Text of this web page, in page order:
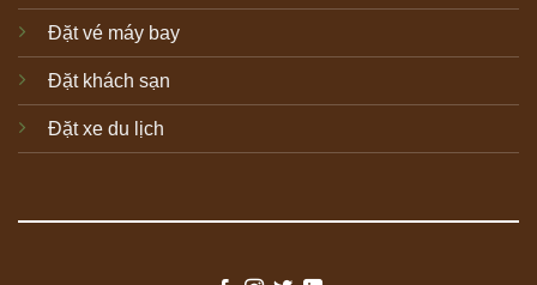
Đặt vé máy bay
Đặt khách sạn
Đặt xe du lịch